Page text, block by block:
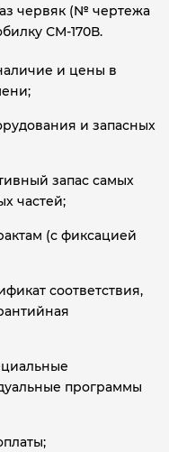
червяк (№ чертежа
СМ-170В.
и цены в
и запасных
запас самых
частей;
(с фиксацией
соответствия,
программы